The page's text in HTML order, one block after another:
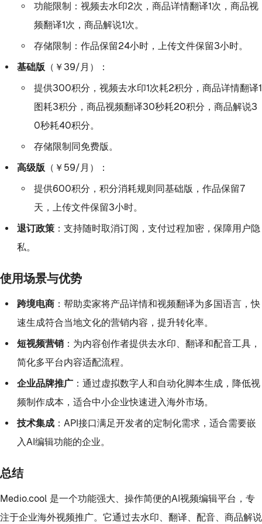
功能限制：视频去水印2次，商品详情翻译1次，商品视
频翻译1次，商品解说1次。
存储限制：作品保留24小时，上传文件保留3小时。
基础版 （￥39/月）：
提供300积分，视频去水印1次耗2积分，商品详情翻译1
图耗3积分，商品视频翻译30秒耗20积分，商品解说3
0秒耗40积分。
存储限制同免费版。
高级版 （￥59/月）：
提供600积分，积分消耗规则同基础版，作品保留7
天，上传文件保留3小时。
退订政策：支持随时取消订阅，支付过程加密，保障用户隐
私。
使用场景与优势
跨境电商：帮助卖家将产品详情和视频翻译为多国语言，快
速生成符合当地文化的营销内容，提升转化率。
短视频营销：为内容创作者提供去水印、翻译和配音工具，
简化多平台内容适配流程。
企业品牌推广：通过虚拟数字人和自动化脚本生成，降低视
频制作成本，适合中小企业快速进入海外市场。
技术集成：API接口满足开发者的定制化需求，适合需要嵌
入AI编辑功能的企业。
总结
Medio.cool 是一个功能强大、操作简便的AI视频编辑平台，专
注于企业海外视频推广。它通过去水印、翻译、配音、商品解说